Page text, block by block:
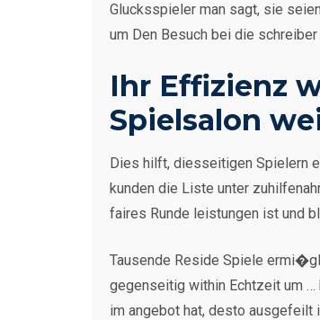
Glucksspieler man sagt, sie
um Den Besuch bei die
Ihr Effizienz
Spielsalon
Dies hilft, diesseitigen Spielern
kunden die Liste unter
faires Runde leistungen ist und
Tausende Reside Spiele
gegenseitig within Echtzeit um …
im angebot hat, desto ausgefeilt